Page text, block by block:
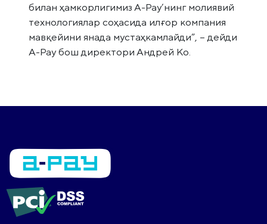
билан ҳамкорлигимиз А-Pay’нинг молиявий
технологиялар соҳасида илғор компания
мавқейини янада мустаҳкамлайди”, – дейди
А-Pay бош директори Андрей Ко.